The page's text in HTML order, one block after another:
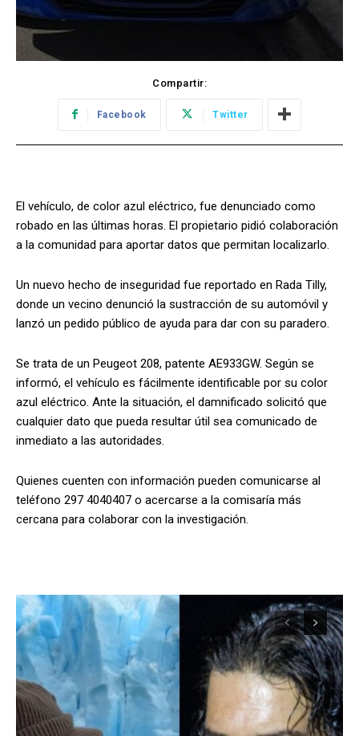
Compartir:
Facebook Twitter
El vehículo, de color azul eléctrico, fue denunciado como
robado en las últimas horas. El propietario pidió colaboración
a la comunidad para aportar datos que permitan localizarlo.
Un nuevo hecho de inseguridad fue reportado en Rada Tilly,
donde un vecino denunció la sustracción de su automóvil y
lanzó un pedido público de ayuda para dar con su paradero.
Se trata de un Peugeot 208, patente AE933GW. Según se
informó, el vehículo es fácilmente identificable por su color
azul eléctrico. Ante la situación, el damnificado solicitó que
cualquier dato que pueda resultar útil sea comunicado de
inmediato a las autoridades.
Quienes cuenten con información pueden comunicarse al
teléfono 297 4040407 o acercarse a la comisaría más
cercana para colaborar con la investigación.